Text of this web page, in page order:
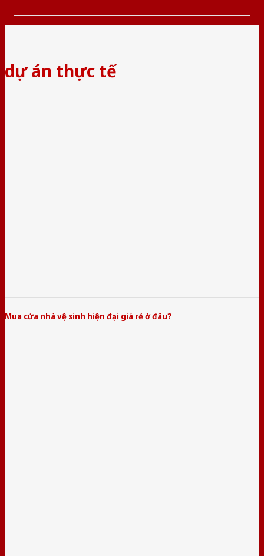
dự án thực tế
Mua cửa nhà vệ sinh hiện đại giá rẻ ở đâu?